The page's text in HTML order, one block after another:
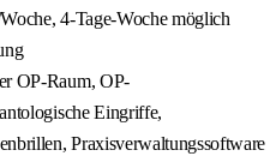
4-Tage-Woche möglich
OP-Raum, OP-
Eingriffe,
Praxisverwaltungssoftware